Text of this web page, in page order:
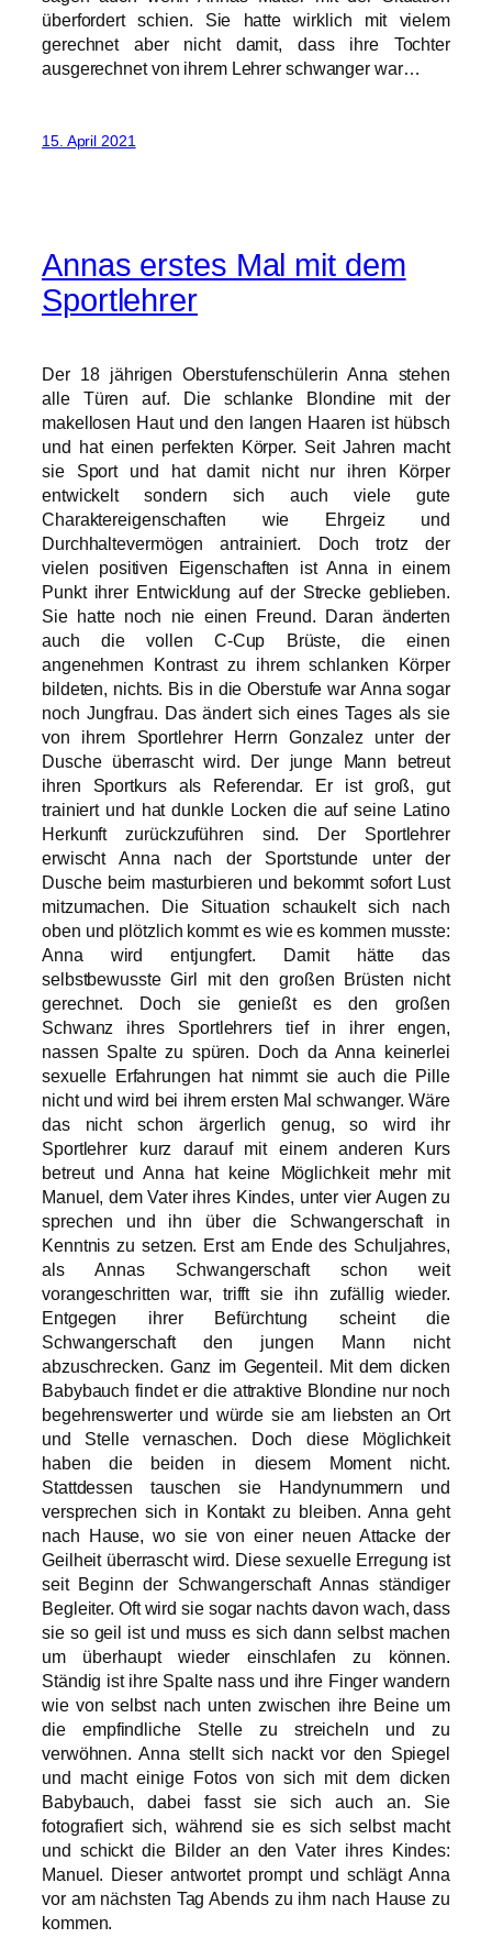
überfordert schien. Sie hatte wirklich mit vielem
gerechnet aber nicht damit, dass ihre Tochter
ausgerechnet von ihrem Lehrer schwanger war…
15. April 2021
Annas erstes Mal mit dem
Sportlehrer
Der 18 jährigen Oberstufenschülerin Anna stehen
alle Türen auf. Die schlanke Blondine mit der
makellosen Haut und den langen Haaren ist hübsch
und hat einen perfekten Körper. Seit Jahren macht
sie Sport und hat damit nicht nur ihren Körper
entwickelt sondern sich auch viele gute
Charaktereigenschaften wie Ehrgeiz und
Durchhaltevermögen antrainiert. Doch trotz der
vielen positiven Eigenschaften ist Anna in einem
Punkt ihrer Entwicklung auf der Strecke geblieben.
Sie hatte noch nie einen Freund. Daran änderten
auch die vollen C-Cup Brüste, die einen
angenehmen Kontrast zu ihrem schlanken Körper
bildeten, nichts. Bis in die Oberstufe war Anna sogar
noch Jungfrau. Das ändert sich eines Tages als sie
von ihrem Sportlehrer Herrn Gonzalez unter der
Dusche überrascht wird. Der junge Mann betreut
ihren Sportkurs als Referendar. Er ist groß, gut
trainiert und hat dunkle Locken die auf seine Latino
Herkunft zurückzuführen sind. Der Sportlehrer
erwischt Anna nach der Sportstunde unter der
Dusche beim masturbieren und bekommt sofort Lust
mitzumachen. Die Situation schaukelt sich nach
oben und plötzlich kommt es wie es kommen musste:
Anna wird entjungfert. Damit hätte das
selbstbewusste Girl mit den großen Brüsten nicht
gerechnet. Doch sie genießt es den großen
Schwanz ihres Sportlehrers tief in ihrer engen,
nassen Spalte zu spüren. Doch da Anna keinerlei
sexuelle Erfahrungen hat nimmt sie auch die Pille
nicht und wird bei ihrem ersten Mal schwanger. Wäre
das nicht schon ärgerlich genug, so wird ihr
Sportlehrer kurz darauf mit einem anderen Kurs
betreut und Anna hat keine Möglichkeit mehr mit
Manuel, dem Vater ihres Kindes, unter vier Augen zu
sprechen und ihn über die Schwangerschaft in
Kenntnis zu setzen. Erst am Ende des Schuljahres,
als Annas Schwangerschaft schon weit
vorangeschritten war, trifft sie ihn zufällig wieder.
Entgegen ihrer Befürchtung scheint die
Schwangerschaft den jungen Mann nicht
abzuschrecken. Ganz im Gegenteil. Mit dem dicken
Babybauch findet er die attraktive Blondine nur noch
begehrenswerter und würde sie am liebsten an Ort
und Stelle vernaschen. Doch diese Möglichkeit
haben die beiden in diesem Moment nicht.
Stattdessen tauschen sie Handynummern und
versprechen sich in Kontakt zu bleiben. Anna geht
nach Hause, wo sie von einer neuen Attacke der
Geilheit überrascht wird. Diese sexuelle Erregung ist
seit Beginn der Schwangerschaft Annas ständiger
Begleiter. Oft wird sie sogar nachts davon wach, dass
sie so geil ist und muss es sich dann selbst machen
um überhaupt wieder einschlafen zu können.
Ständig ist ihre Spalte nass und ihre Finger wandern
wie von selbst nach unten zwischen ihre Beine um
die empfindliche Stelle zu streicheln und zu
verwöhnen. Anna stellt sich nackt vor den Spiegel
und macht einige Fotos von sich mit dem dicken
Babybauch, dabei fasst sie sich auch an. Sie
fotografiert sich, während sie es sich selbst macht
und schickt die Bilder an den Vater ihres Kindes:
Manuel. Dieser antwortet prompt und schlägt Anna
vor am nächsten Tag Abends zu ihm nach Hause zu
kommen.